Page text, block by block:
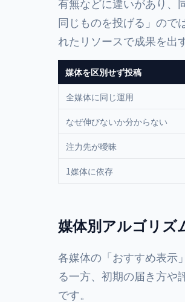
同じものを投げる」ので
れたリソースで成果を出
媒体を区別せず投稿
全媒体に同じ運用
なぜ伸びないか分からない
注力先が曖昧
1媒体に依存
媒体別アルゴリズ
各媒体の「おすすめ表示
る一方、初期の届き方や
です。